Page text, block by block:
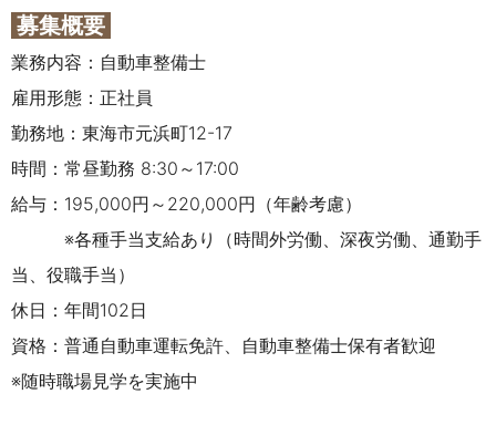
募集概要
業務内容：自動車整備士
雇用形態：正社員
勤務地：東海市元浜町12-17
時間：常昼勤務 8:30～17:00
給与：195,000円～220,000円（年齢考慮）
※各種手当支給あり（時間外労働、深夜労働、通勤手
当、役職手当）
休日：年間102日
資格：普通自動車運転免許、自動車整備士保有者歓迎
※随時職場見学を実施中